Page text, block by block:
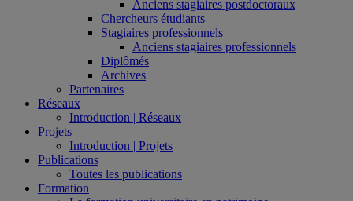
Anciens stagiaires postdoctoraux
Chercheurs étudiants
Stagiaires professionnels
Anciens stagiaires professionnels
Diplômés
Archives
Partenaires
Réseaux
Introduction | Réseaux
Projets
Introduction | Projets
Publications
Toutes les publications
Formation